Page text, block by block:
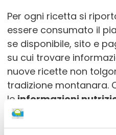
Per ogni ricetta si
essere consumato il
se disponibile, sito e
su cui trovare
nuove ricette non
tradizione montanara.
le informazioni
alcune considerazioni
elaborate dai dietisti